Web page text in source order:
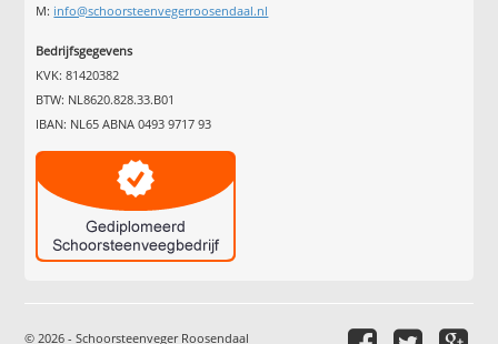
M: info@schoorsteenvegerroosendaal.nl
Bedrijfsgegevens
KVK: 81420382
BTW: NL8620.828.33.B01
IBAN: NL65 ABNA 0493 9717 93
© 2026 - Schoorsteenveger Roosendaal